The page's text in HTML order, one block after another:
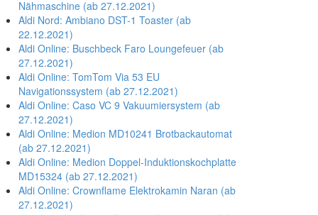
Nähmaschine (ab 27.12.2021)
Aldi Nord: Ambiano DST-1 Toaster (ab
22.12.2021)
Aldi Online: Buschbeck Faro Loungefeuer (ab
27.12.2021)
Aldi Online: TomTom Via 53 EU
Navigationssystem (ab 27.12.2021)
Aldi Online: Caso VC 9 Vakuumiersystem (ab
27.12.2021)
Aldi Online: Medion MD10241 Brotbackautomat
(ab 27.12.2021)
Aldi Online: Medion Doppel-Induktionskochplatte
MD15324 (ab 27.12.2021)
Aldi Online: Crownflame Elektrokamin Naran (ab
27.12.2021)